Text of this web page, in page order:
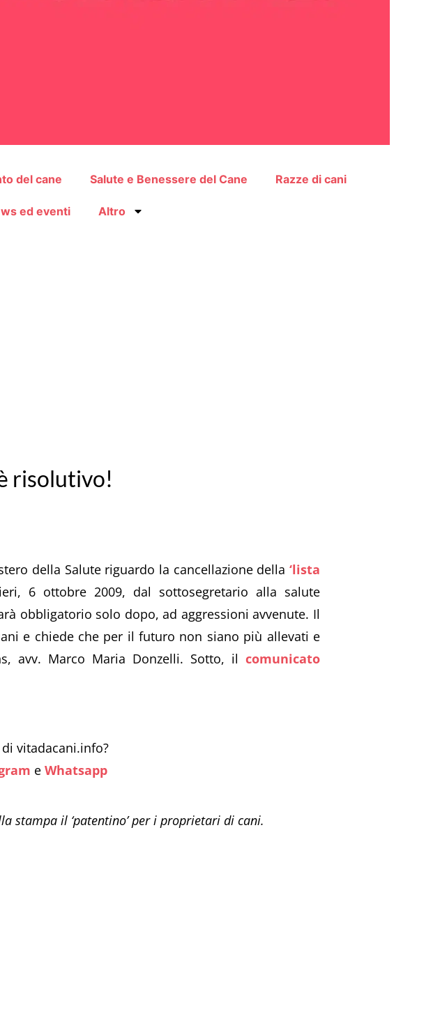
del cane Salute e Benessere del Cane Razze di cani
ed eventi Altro
risolutivo!
della Salute riguardo la cancellazione della‘lista
6 ottobre 2009, dal sottosegretario alla salute
obbligatorio solo dopo, ad aggressioni avvenute. Il
e chiede che per il futuro non siano più allevati e
avv. Marco Maria Donzelli. Sotto, il comunicato
vitadacani.info?
e Whatsapp
stampa il ‘patentino’ per i proprietari di cani.